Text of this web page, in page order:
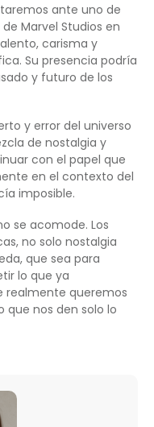
ante uno de
Marvel Studios en
carisma y
Su presencia podría
y futuro de los
y error del universo
de nostalgia y
con el papel que
en el contexto del
imposible.
se acomode. Los
no solo nostalgia
que sea para
lo que ya
realmente queremos
que nos den solo lo